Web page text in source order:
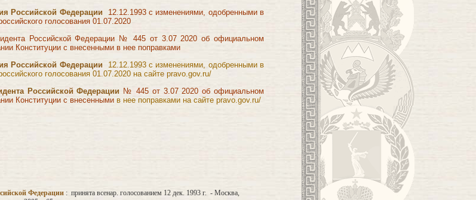
Российской Федерации
12.12.1993 с изменениями, одобренными в
голосования 01.07.2020
Российской Федерации
№ 445 от 3.07 2020 об официальном
Конституции с внесенными в нее поправками
Российской Федерации
12.12.1993 с изменениями, одобренными в
голосования 01.07.2020 на сайте pravo.gov.ru/
Российской Федерации № 445 от 3.07 2020 об официальном
Конституции с внесенными в нее поправками на сайте pravo.gov.ru/
Федерации : принята всенар. голосованием 12 дек. 1993 г. - Москва,